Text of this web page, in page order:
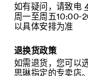
如有疑问，请致电
周一至周五10:00-
以具体安排为准
退换货政策
如需退货，您可以
思琳指定的专卖店